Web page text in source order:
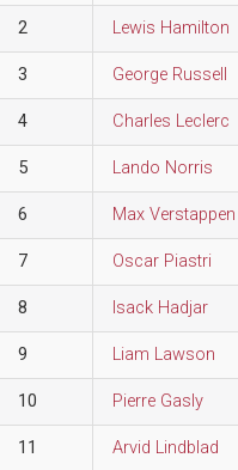
2 Lewis Hamilton
3 George Russell
4 Charles Leclerc
5 Lando Norris
6 Max Verstappen
7 Oscar Piastri
8 Isack Hadjar
9 Liam Lawson
10 Pierre Gasly
11 Arvid Lindblad